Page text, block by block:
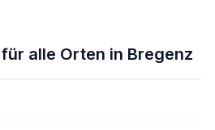
alle Orten in Bregenz